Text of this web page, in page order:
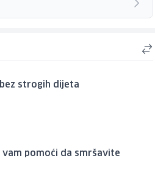
strogih dijeta
pomoći da smršavite